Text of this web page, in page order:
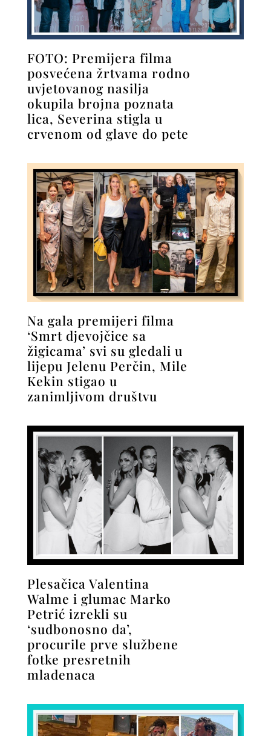
FOTO: Premijera filma
posvećena žrtvama rodno
uvjetovanog nasilja
okupila brojna poznata
lica, Severina stigla u
crvenom od glave do pete
Na gala premijeri filma
‘Smrt djevojčice sa
žigicama’ svi su gledali u
lijepu Jelenu Perčin, Mile
Kekin stigao u
zanimljivom društvu
Plesačica Valentina
Walme i glumac Marko
Petrić izrekli su
‘sudbonosno da’,
procurile prve službene
fotke presretnih
mladenaca